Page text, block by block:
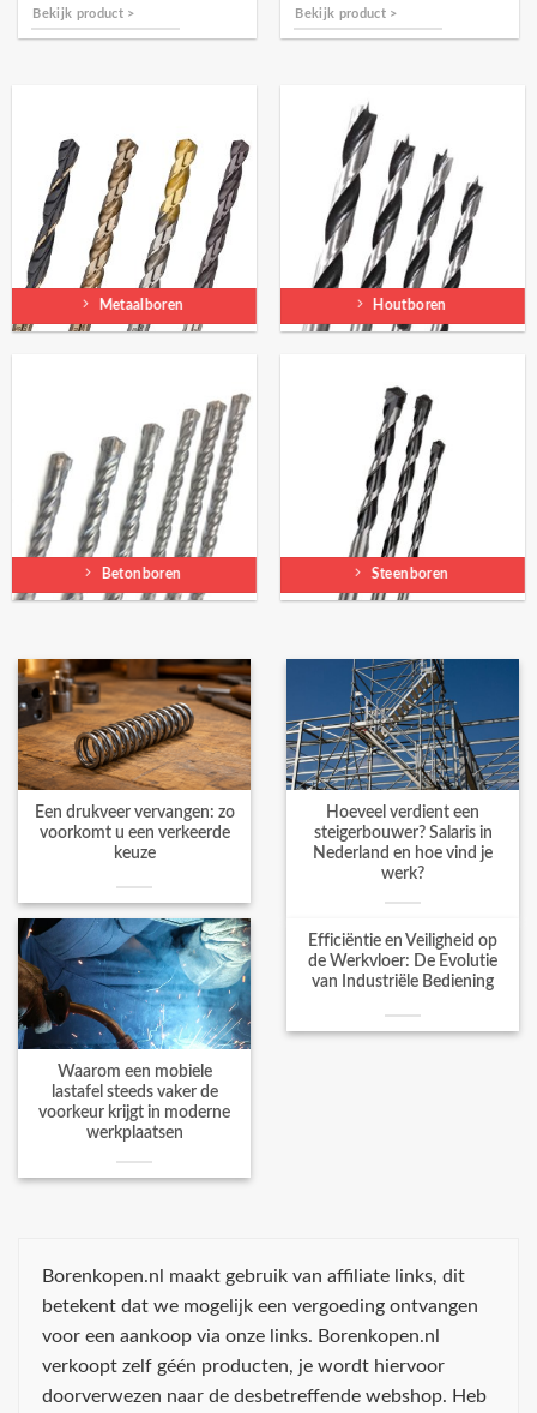
Bekijk product > Bekijk product >
Metaalboren Houtboren
Betonboren Steenboren
Een drukveer vervangen: zo
voorkomt u een verkeerde
keuze
Hoeveel verdient een
steigerbouwer? Salaris in
Nederland en hoe vind je
werk?
Waarom een mobiele
lastafel steeds vaker de
voorkeur krijgt in moderne
werkplaatsen
Efficiëntie en Veiligheid op
de Werkvloer: De Evolutie
van Industriële Bediening
Borenkopen.nl maakt gebruik van affiliate links, dit
betekent dat we mogelijk een vergoeding ontvangen
voor een aankoop via onze links. Borenkopen.nl
verkoopt zelf géén producten, je wordt hiervoor
doorverwezen naar de desbetreffende webshop. Heb